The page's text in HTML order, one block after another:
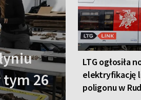
26
LTG ogłosiła
elektryfikację
poligonu w